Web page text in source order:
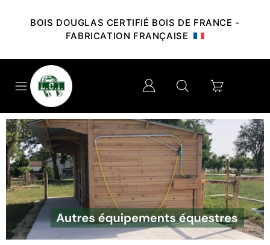
BOIS DOUGLAS CERTIFIÉ BOIS DE FRANCE -
FABRICATION FRANÇAISE